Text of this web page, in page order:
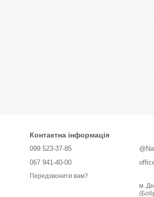
Контактна інформація
099 523-37-85
067 941-40-00
Передзвонити вам?
м.